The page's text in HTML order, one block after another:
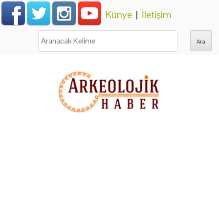
Künye | İletişim